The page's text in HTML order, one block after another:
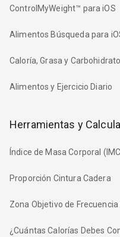
ControlMyWeight™ para iOS
Alimentos Búsqueda para
Caloría, Grasa y
Alimentos y Ejercicio Diario
Herramientas y
Índice de Masa Corporal
Proporción Cintura Cadera
Zona Objetivo de Frecuencia
¿Cuántas Calorías Debes